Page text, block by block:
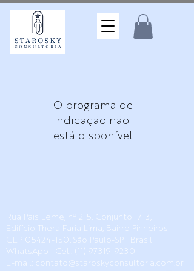
O programa de
indicação não
está disponível.
Rua Pais Leme, nº 215, Conjunto 1713,
Edifício Thera Faria Lima, Bairro Pinheiros –
CEP 05424-150 , São Paulo-SP |
Brasil
WhatsApp | Cel.: (11) 97319-9230
E-mail: contato@staroskyconsultoria.com.br